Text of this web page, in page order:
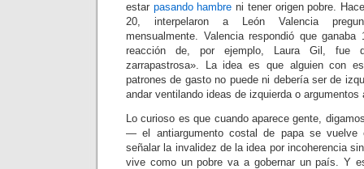
estar pasando hambre ni tener origen pobre.
20, interpelaron a León Valencia
mensualmente. Valencia respondió que
reacción de, por ejemplo, Laura Gil, fue
zarrapastrosa». La idea es que alguien con
patrones de gasto no puede ni debería ser de
andar ventilando ideas de izquierda o
Lo curioso es que cuando aparece gente,
— el antiargumento costal de papa se
señalar la invalidez de la idea por incoherencia
vive como un pobre va a gobernar un país. Y